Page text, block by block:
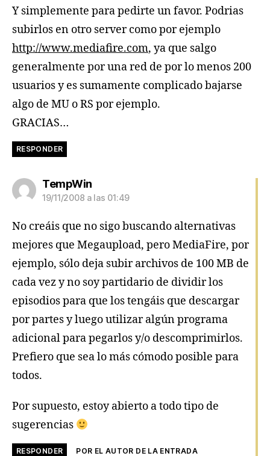
Y simplemente para pedirte un favor. Podrias
subirlos en otro server como por ejemplo
http://www.mediafire.com, ya que salgo
generalmente por una red de por lo menos 200
usuarios y es sumamente complicado bajarse
algo de MU o RS por ejemplo.
GRACIAS…
RESPONDER
TempWindice:
19/11/2008 a las 01:49
No creáis que no sigo buscando alternativas
mejores que Megaupload, pero MediaFire, por
ejemplo, sólo deja subir archivos de 100 MB de
cada vez y no soy partidario de dividir los
episodios para que los tengáis que descargar
por partes y luego utilizar algún programa
adicional para pegarlos y/o descomprimirlos.
Prefiero que sea lo más cómodo posible para
todos.
Por supuesto, estoy abierto a todo tipo de
sugerencias
RESPONDER POR EL AUTOR DE LA ENTRADA